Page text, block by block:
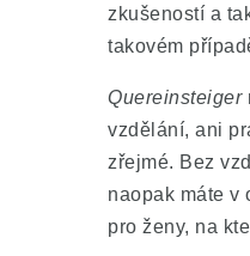
zkušeností a
takovém
Quereinsteiger
vzdělání, ani
zřejmé. Bez
naopak máte v
pro ženy, na